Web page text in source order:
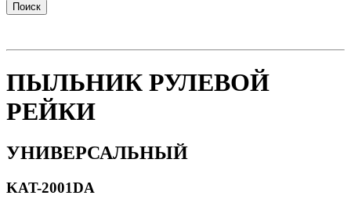
Поиск
ПЫЛЬНИК РУЛЕВОЙ
РЕЙКИ
УНИВЕРСАЛЬНЫЙ
KAT-2001DA